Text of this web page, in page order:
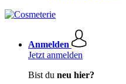
Anmelden
Jetzt anmelden
Bist du neu hier?